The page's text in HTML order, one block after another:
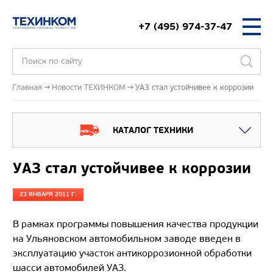
+7 (495) 974-37-47
Главная Новости ТЕХИНКОМ УАЗ стал устойчивее к коррозии
КАТАЛОГ ТЕХНИКИ
УАЗ стал устойчивее к коррозии
23 ЯНВАРЯ 2011 Г.
В рамках программы повышения качества продукции
на Ульяновском автомобильном заводе введен в
эксплуатацию участок антикоррозионной обработки
шасси автомобилей УАЗ.